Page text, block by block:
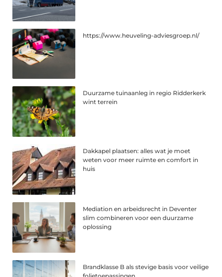
https://www.heuveling-adviesgroep.nl/
Duurzame tuinaanleg in regio Ridderkerk
wint terrein
Dakkapel plaatsen: alles wat je moet
weten voor meer ruimte en comfort in
huis
Mediation en arbeidsrecht in Deventer
slim combineren voor een duurzame
oplossing
Brandklasse B als stevige basis voor veilige